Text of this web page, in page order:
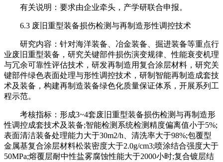
有关说明：要求由企业牵头，产学研联合申报。
6.3 废旧重型装备损伤检测与再制造形性调控技术
研究内容：针对海洋装备、冶金装备、掘进装备等重点行
业废旧重型装备，研究关键部件损伤演变规律、性能衰变机理
与冗余可靠性评估技术，研发再制造用复合涂层材料，研究关
键部件绿色表面处理与形性调控技术，研制智能再制造成套技
术及装备，构建再制造装备绿色化质量保证体系，开展系列工
程示范。
考核指标：形成3~4套废旧重型装备损伤检测与再制造形
性调控成套技术及装备;智能检测系统检测精度偏离值小于5%;
表面清洁装备处理能力大于30m2/h、清洗率大于98%;包覆型
金属基复合涂层材料松装密度大于2.0g/cm3;喷涂结合强度大于
50MPa;熔覆层耐中性盐雾腐蚀性能大于2000小时;复合镀层结